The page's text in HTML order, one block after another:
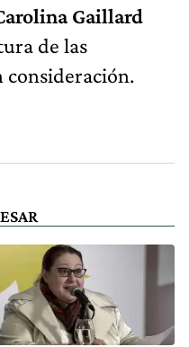
Gaillard
de las
consideración.